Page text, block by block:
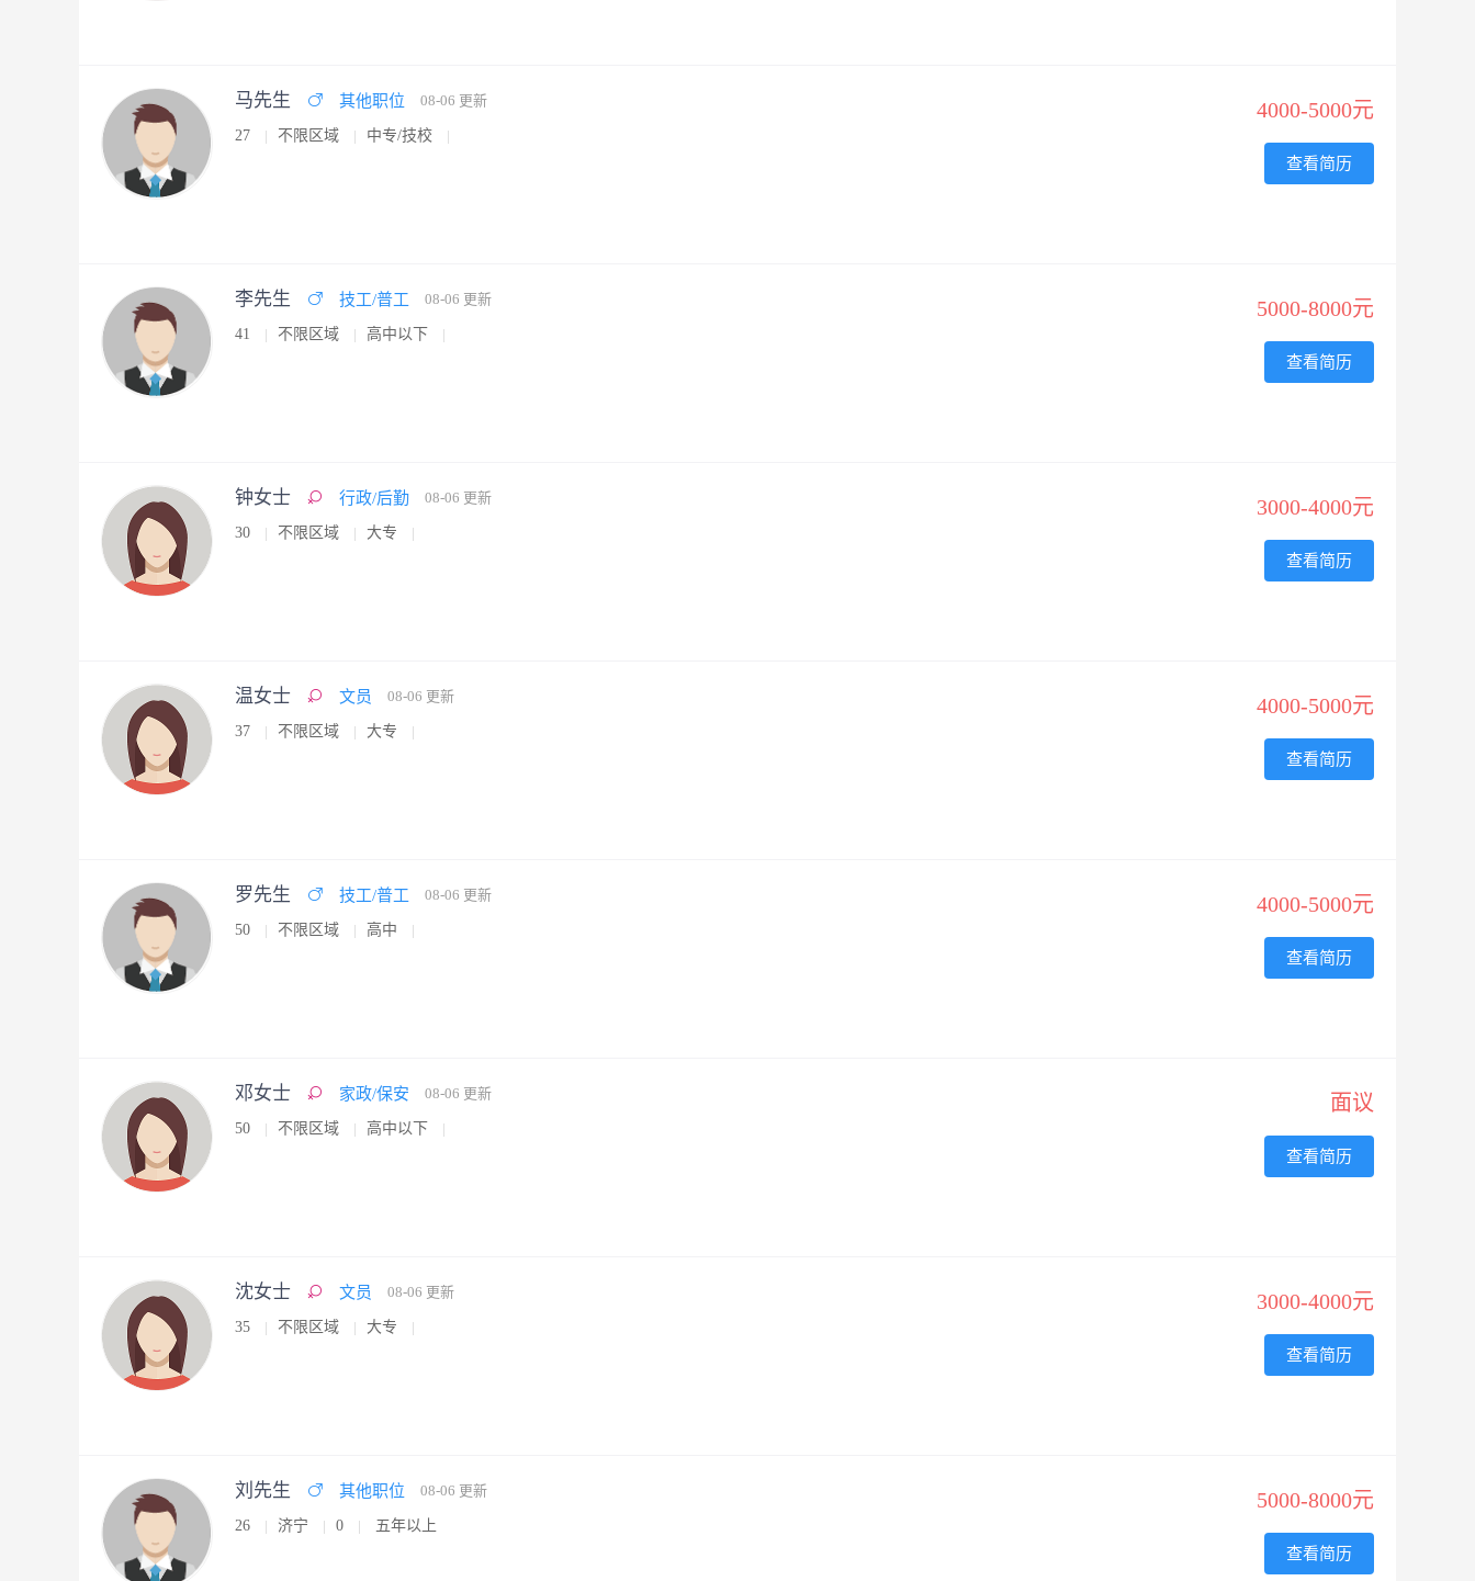
马先生 其他职位 08-06 更新
27 不限区域 中专/技校
4000-5000元
查看简历
李先生 技工/普工 08-06 更新
41 不限区域 高中以下
5000-8000元
查看简历
钟女士 行政/后勤 08-06 更新
30 不限区域 大专
3000-4000元
查看简历
温女士 文员 08-06 更新
37 不限区域 大专
4000-5000元
查看简历
罗先生 技工/普工 08-06 更新
50 不限区域 高中
4000-5000元
查看简历
邓女士 家政/保安 08-06 更新
50 不限区域 高中以下
面议
查看简历
沈女士 文员 08-06 更新
35 不限区域 大专
3000-4000元
查看简历
刘先生 其他职位 08-06 更新
26 济宁 0 五年以上
5000-8000元
查看简历